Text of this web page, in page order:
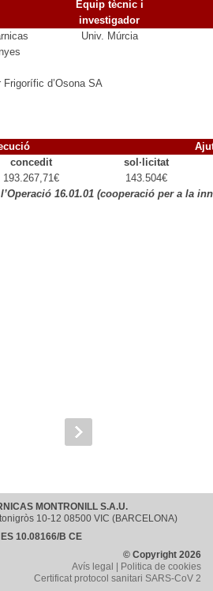
Equip tècnic i
investigador
Univ. Múrcia
d’Osona SA
concedit
sol·licitat
193.267,71€
143.504€
16.01.01 (cooperació per a la
MONTRONILL S.A.U.
10-12 08500 VIC (BARCELONA)
10.08166/B CE
© Copyright 2026
Avís legal | Politica de cookies
Certificat protocol sanitari SARS-CoV 2